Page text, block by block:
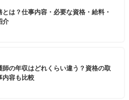
とは？仕事内容・必要な資格・給料・
介
師の年収はどれくらい違う？資格の取
内容も比較